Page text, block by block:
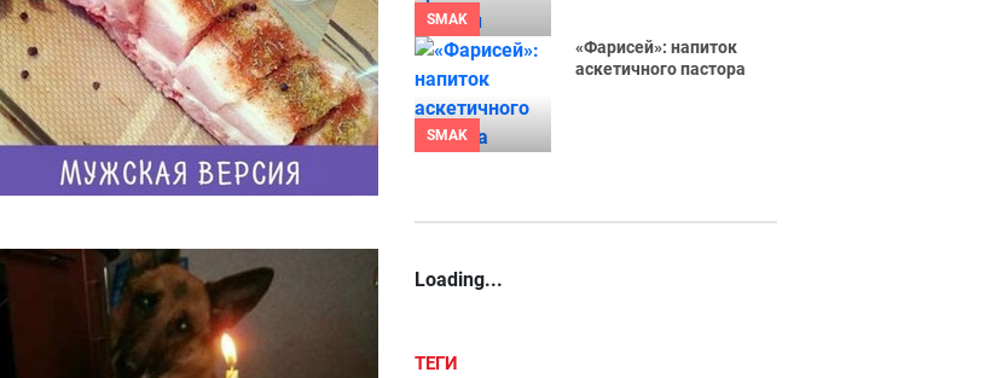
SMAK
SMAK
«Фарисей»: напиток
аскетичного пастора
Loading...
ТЕГИ